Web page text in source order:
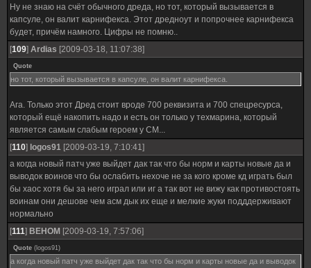
Ну не знаю на счёт обычного дреда, но тот, который вызывается в
капсуле, он валит карнифекса. Этот дредноут и попрочнее карнифекса
будет, причём намного. Цифры не помню..
[109] Ardias [2009-03-18, 11:07:38]
Quote
но тот, который вызывается в капсуле, он валит карнифекса.
Ага. Только этот Дред стоит вроде 700 реквизита и 700 спецресурса,
который ещё накопить надо и есть он только у техмарина, который
является самым слабым героем у СМ...
[110] logos91 [2009-03-19, 7:10:41]
а когда новый патч уже выйдет дак так что бы норм и карты новые да и
выводок воинов что бы ослабить нехоче не за кого кроме кд играть был
бы хаос хотя бы за него играл или иг а так вот не вижу как противостоять
воинам они дешове чем асм дык их еще и мелкие жуки подддерживают
нормально
[111] ВЕНОМ [2009-03-19, 7:57:06]
Quote ( logos91)
а когда новый патч уже выйдет дак так что бы норм и карты новые да и выводок